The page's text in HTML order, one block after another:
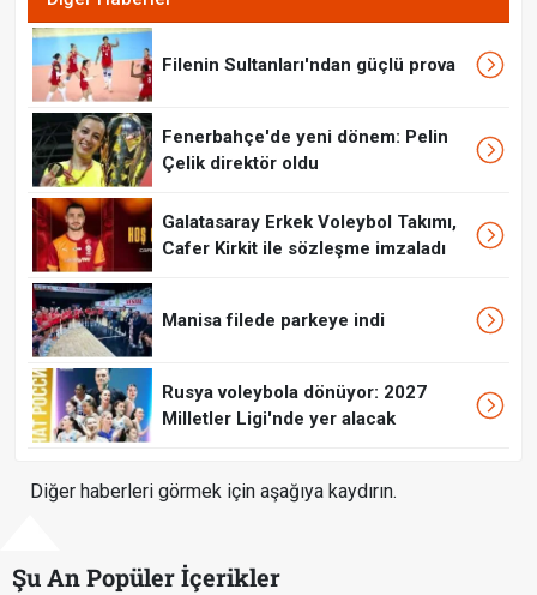
Filenin Sultanları'ndan güçlü prova
Fenerbahçe'de yeni dönem: Pelin
Çelik direktör oldu
Galatasaray Erkek Voleybol Takımı,
Cafer Kirkit ile sözleşme imzaladı
Manisa filede parkeye indi
Rusya voleybola dönüyor: 2027
Milletler Ligi'nde yer alacak
Diğer haberleri görmek için aşağıya kaydırın.
Şu An Popüler İçerikler